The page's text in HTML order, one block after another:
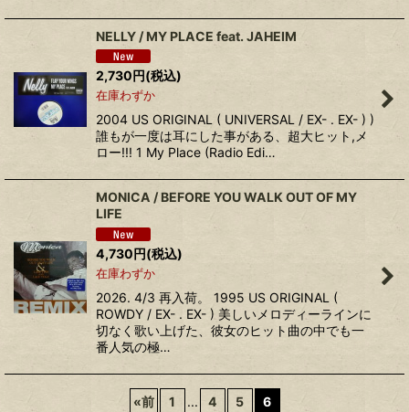
NELLY / MY PLACE feat. JAHEIM
2,730 円(税込)
在庫わずか
2004 US ORIGINAL ( UNIVERSAL / EX- . EX- ) )
誰もが一度は耳にした事がある、超大ヒット,メ
ロー!!! 1 My Place (Radio Edi…
MONICA / BEFORE YOU WALK OUT OF MY
LIFE
4,730円(税込)
在庫わずか
2026. 4/3 再入荷。 1995 US ORIGINAL (
ROWDY / EX- . EX- ) 美しいメロディーラインに
切なく歌い上げた、彼女のヒット曲の中でも一
番人気の極…
«前 1 ... 4 5 6